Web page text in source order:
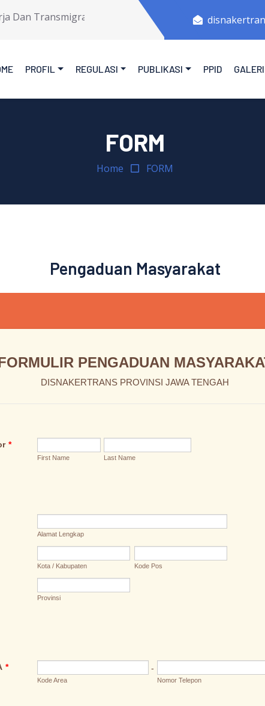
Transmigrasi Provinsi Jawa Tengah.
PROFIL REGULASI PUBLIKASI PPID GALERI
FORM
Home FORM
Pengaduan Masyarakat